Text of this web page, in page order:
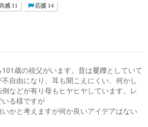
感 11 応援 14
歳の祖父がいます。昔は矍鑠としていて
自由になり、耳も聞こえにくい、何かし
などが有り母もヒヤヒヤしています。レ
る様ですが
かと考えますが何か良いアイデアはない